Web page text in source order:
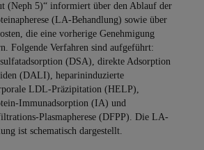
(Neph 5)“ informiert über den Ablauf der
(LA-Behandlung) sowie über
die eine vorherige Genehmigung
Folgende Verfahren sind aufgeführt:
(DSA), direkte Adsorption
(DALI), heparininduzierte
LDL-Präzipitation (HELP),
Immunadsorption (IA) und
Plasmapherese (DFPP). Die LA-
ist schematisch dargestellt.